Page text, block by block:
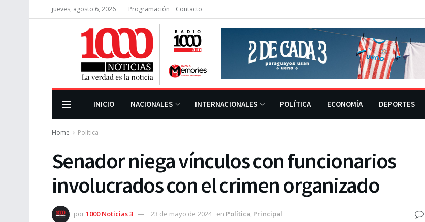
jueves, agosto 6, 2026 Programación Contacto
INICIO NACIONALES INTERNACIONALES POLÍTICA ECONOMÍA DEPORTES
Home Política
Senador niega vínculos con funcionarios
involucrados con el crimen organizado
por1000 Noticias 3 23 de mayo de 2024 en Política, Principal